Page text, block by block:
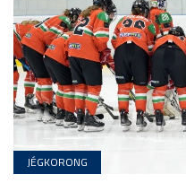
JÉGKORONG